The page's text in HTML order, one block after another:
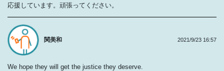
応援しています。頑張ってください。
関美和
We hope they will get the justice they deserve.
2021/9/23 16:57